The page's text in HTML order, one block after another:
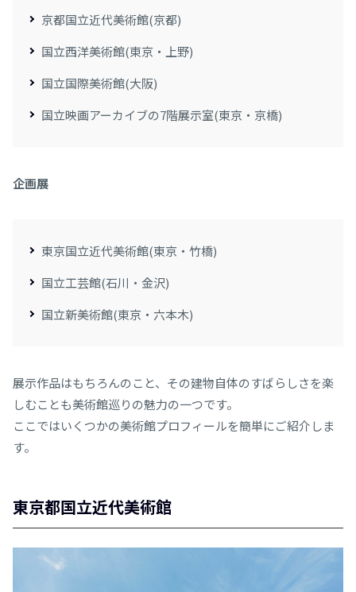
京都国立近代美術館(京都)
国立西洋美術館(東京・上野)
国立国際美術館(大阪)
国立映画アーカイブの7階展示室(東京・京橋)
企画展
東京国立近代美術館(東京・竹橋)
国立工芸館(石川・金沢)
国立新美術館(東京・六本木)
展示作品はもちろんのこと、その建物自体のすばらしさを楽
しむことも美術館巡りの魅力の一つです。
ここではいくつかの美術館プロフィールを簡単にご紹介しま
す。
東京都国立近代美術館